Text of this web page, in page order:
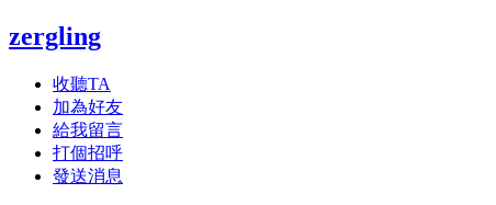
zergling
收聽TA
加為好友
給我留言
打個招呼
發送消息